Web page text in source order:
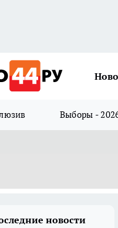
Выборы -
новости